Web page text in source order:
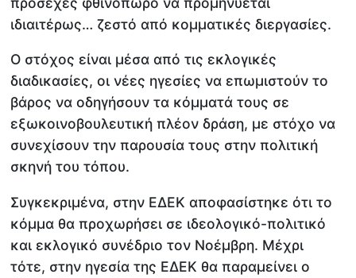
ιδιαιτέρως… ζεστό από κομματικές διεργασίες.
Ο στόχος είναι μέσα από τις εκλογικές
διαδικασίες, οι νέες ηγεσίες να επωμιστούν το
βάρος να οδηγήσουν τα κόμματά τους σε
εξωκοινοβουλευτική πλέον δράση, με στόχο να
συνεχίσουν την παρουσία τους στην πολιτική
σκηνή του τόπου.
Συγκεκριμένα, στην ΕΔΕΚ αποφασίστηκε ότι το
κόμμα θα προχωρήσει σε ιδεολογικό-πολιτικό
και εκλογικό συνέδριο τον Νοέμβρη. Μέχρι
τότε, στην ηγεσία της ΕΔΕΚ θα παραμείνει ο